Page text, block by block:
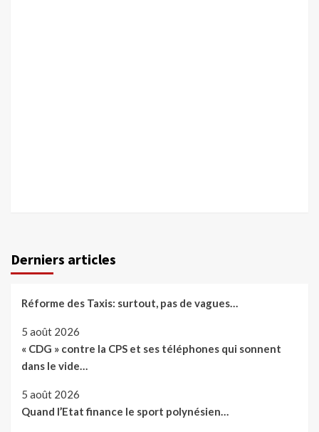
Derniers articles
Réforme des Taxis: surtout, pas de vagues…
5 août 2026
« CDG » contre la CPS et ses téléphones qui sonnent
dans le vide…
5 août 2026
Quand l’Etat finance le sport polynésien…